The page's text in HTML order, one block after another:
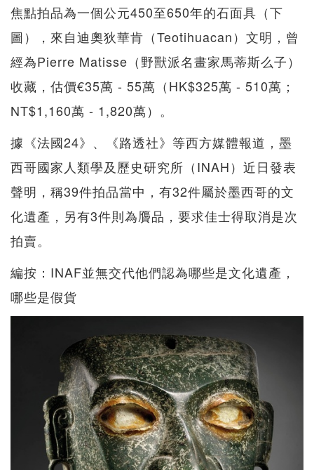
焦點拍品為一個公元450至650年的石面具（下
圖），來自迪奧狄華肯（Teotihuacan）文明，曾
經為Pierre Matisse（野獸派名畫家馬蒂斯么子）
收藏，估價€35萬 - 55萬（HK$325萬 - 510萬；
NT$1,160萬 - 1,820萬）。
據《法國24》、《路透社》等西方媒體報道，墨
西哥國家人類學及歷史研究所（INAH）近日發表
聲明，稱39件拍品當中，有32件屬於墨西哥的文
化遺產，另有3件則為贗品，要求佳士得取消是次
拍賣。
編按：INAF並無交代他們認為哪些是文化遺產，
哪些是假貨